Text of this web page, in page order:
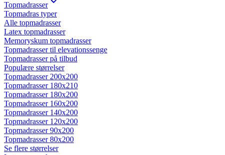
Topmadrasser
Topmadras typer
Alle topmadrasser
Latex topmadrasser
Memoryskum topmadrasser
Topmadrasser til elevationssenge
Topmadrasser på tilbud
Populære størrelser
Topmadrasser 200x200
Topmadrasser 180x210
Topmadrasser 180x200
Topmadrasser 160x200
Topmadrasser 140x200
Topmadrasser 120x200
Topmadrasser 90x200
Topmadrasser 80x200
Se flere størrelser